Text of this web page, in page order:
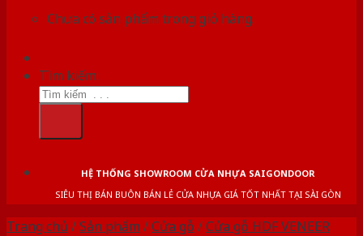
Chưa có sản phẩm trong giỏ hàng.
Tìm kiếm:
HỆ THỐNG SHOWROOM CỬA NHỰA SAIGONDOOR
SIÊU THỊ BÁN BUÔN BÁN LẺ CỬA NHỰA GIÁ TỐT NHẤT TẠI SÀI GÒN
Trang chủ /Sản phẩm /Cửa gỗ /Cửa gỗ HDF VENEER